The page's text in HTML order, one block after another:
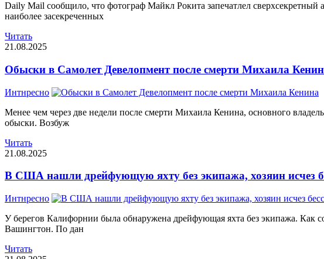
Daily Mail сообщило, что фотограф Майкл Рокита запечатлел сверхсекретный
наиболее засекреченных
Читать
21.08.2025
Обыски в Самолет Девелопмент после смерти Михаила
Интнресно
Менее чем через две недели после смерти Михаила Кенина, основного
обыски. Возбуж
Читать
21.08.2025
В США нашли дрейфующую яхту без экипажа, хозяин исчез
Интнресно
У берегов Калифорнии была обнаружена дрейфующая яхта без экипажа. Как
Вашингтон. По дан
Читать